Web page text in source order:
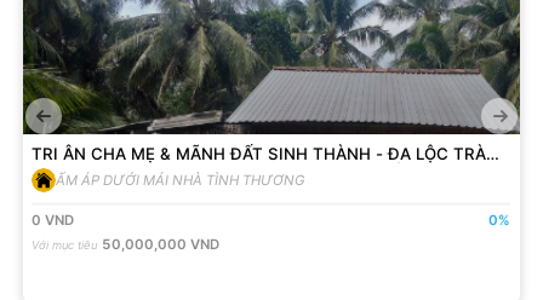
TRI ÂN CHA MẸ & MÃNH ĐẤT SINH THÀNH - ĐA LỘC TRÀ
VINH - KÊU GỌI NHÀ TÌNH THƯƠNG 01 - DÌ BẺO
ẤM ÁP DƯỚI MÁI NHÀ TÌNH THƯƠNG
0 VND 0%
Với mục tiêu 50,000,000 VND